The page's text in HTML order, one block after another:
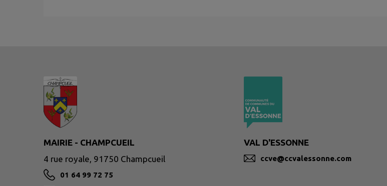
MAIRIE - CHAMPCUEIL
4 rue royale, 91750 Champcueil
01 64 99 72 75
VAL D'ESSONNE
ccve@ccvalessonne.com